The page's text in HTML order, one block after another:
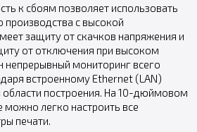
к сбоям позволяет использовать
производства с высокой
защиту от скачков напряжения и
от отключения при высоком
мониторинг всего
встроенному Ethernet (LAN)
области построения. На 10-дюймовом
можно легко настроить все
печати.